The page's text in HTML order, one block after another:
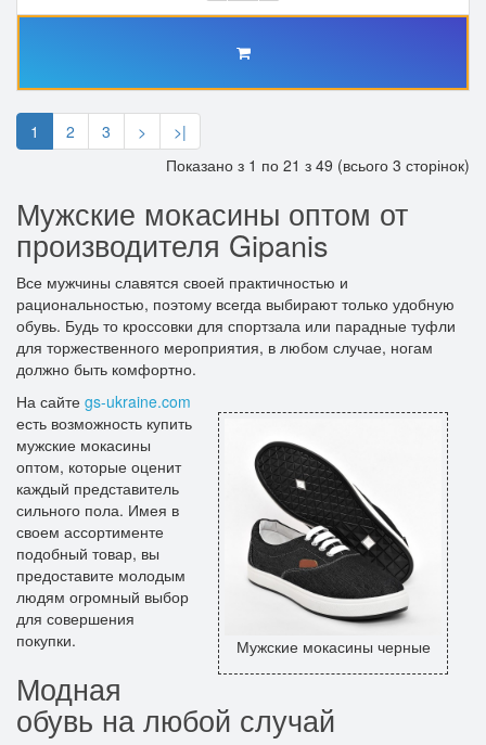
1 2 3 >
>|
Показано з 1 по 21 з 49 (всього 3 сторінок)
Мужские мокасины оптом от
производителя Gipanis
Все мужчины славятся своей практичностью и
рациональностью, поэтому всегда выбирают только удобную
обувь. Будь то кроссовки для спортзала или парадные туфли
для торжественного мероприятия, в любом случае, ногам
должно быть комфортно.
Мужские мокасины черные
На сайте gs-ukraine.com
есть возможность купить
мужские мокасины
оптом, которые оценит
каждый представитель
сильного пола. Имея в
своем ассортименте
подобный товар, вы
предоставите молодым
людям огромный выбор
для совершения
покупки.
Модная
обувь на любой случай